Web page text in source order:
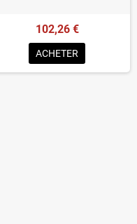
102,26 €
ACHETER